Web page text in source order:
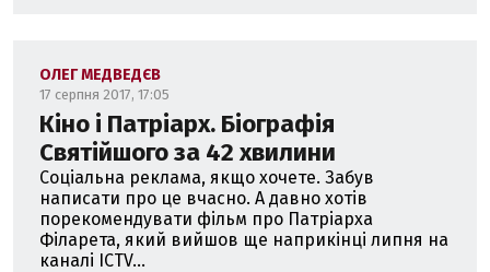
ОЛЕГ МЕДВЕДЄВ
17 серпня 2017, 17:05
Кіно і Патріарх. Біографія
Святійшого за 42 хвилини
Cоціальна реклама, якщо хочете. Забув
написати про це вчасно. А давно хотів
порекомендувати фільм про Патріарха
Філарета, який вийшов ще наприкінці липня на
каналі ICTV...